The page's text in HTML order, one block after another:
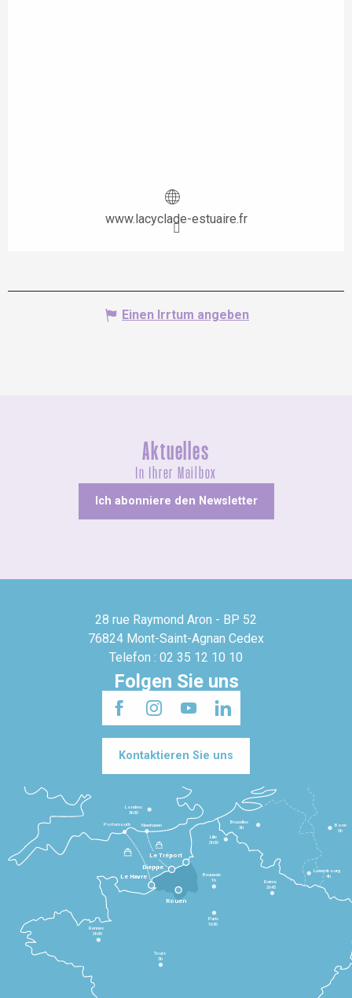
www.lacyclade-estuaire.fr
Einen Irrtum angeben
Aktuelles
In Ihrer Mailbox
Ich abonniere den Newsletter
28 rue Raymond Aron - BP 52
76824 Mont-Saint-Agnan Cedex
Telefon : 02 35 12 10 10
Folgen Sie uns
Kontaktieren Sie uns
Le Havre
Dieppe
Le Tréport
Rennes
2h30
Tours
3h
Paris
1h30
Beauvais
1h
Reims
2h45
Lille
2h30
Bruxelles
3h
Londres
3h30
Newhaven
Portsmouth
Bonn
5h
Luxembourg
4h
Rouen